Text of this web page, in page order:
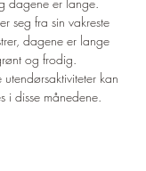
seg fra sin vakreste
dagene er lange
og frodig.
utendørsaktiviteter kan
i disse månedene.